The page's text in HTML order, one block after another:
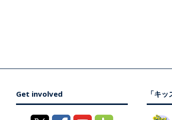
Get involved 「キ